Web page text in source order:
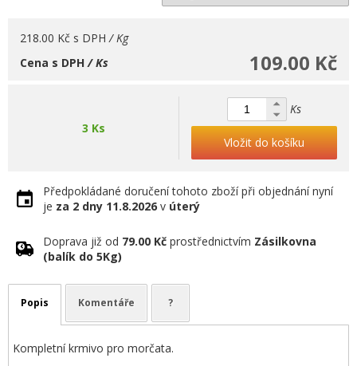
218.00 Kč s DPH / Kg
109.00 Kč
Cena s DPH/ Ks
3 Ks
Ks
Vložit do košíku
Předpokládané doručení tohoto zboží při objednání nyní
je za 2 dny 11.8.2026 v úterý
Doprava již od 79.00 Kč prostřednictvím Zásilkovna
(balík do 5Kg)
Popis Komentáře ?
Kompletní krmivo pro morčata.